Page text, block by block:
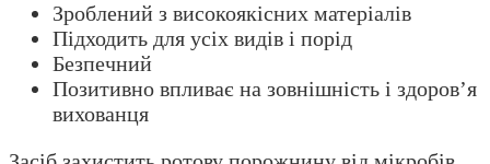
Зроблений з високоякісних матеріалів
Підходить для усіх видів і порід
Безпечний
Позитивно впливає на зовнішність і здоров’я
вихованця